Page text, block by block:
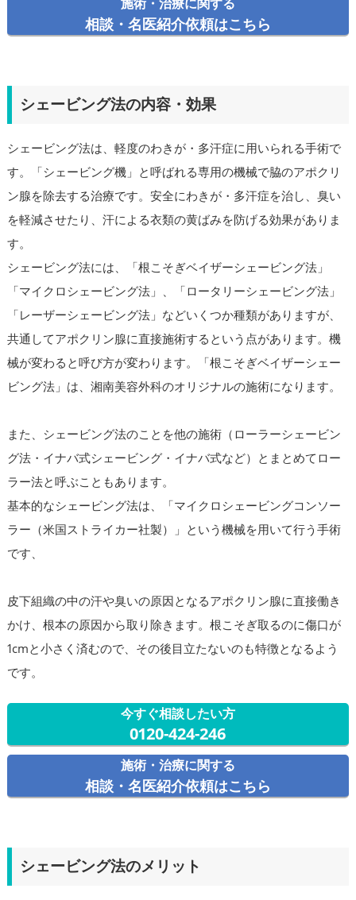
相談・名医紹介依頼はこちら
シェービング法の内容・効果
シェービング法は、軽度のわきが・多汗症に用いられる手術で
す。「シェービング機」と呼ばれる専用の機械で脇のアポクリ
ン腺を除去する治療です。安全にわきが・多汗症を治し、臭い
を軽減させたり、汗による衣類の黄ばみを防げる効果がありま
す。
シェービング法には、「根こそぎベイザーシェービング法」
「マイクロシェービング法」、「ロータリーシェービング法」
「レーザーシェービング法」などいくつか種類がありますが、
共通してアポクリン腺に直接施術するという点があります。機
械が変わると呼び方が変わります。「根こそぎベイザーシェー
ビング法」は、湘南美容外科のオリジナルの施術になります。
また、シェービング法のことを他の施術（ローラーシェービン
グ法・イナバ式シェービング・イナバ式など）とまとめてロー
ラー法と呼ぶこともあります。
基本的なシェービング法は、「マイクロシェービングコンソー
ラー（米国ストライカー社製）」という機械を用いて行う手術
です、
皮下組織の中の汗や臭いの原因となるアポクリン腺に直接働き
かけ、根本の原因から取り除きます。根こそぎ取るのに傷口が
1cmと小さく済むので、その後目立たないのも特徴となるよう
です。
今すぐ相談したい方
0120-424-246
施術・治療に関する
相談・名医紹介依頼はこちら
シェービング法のメリット